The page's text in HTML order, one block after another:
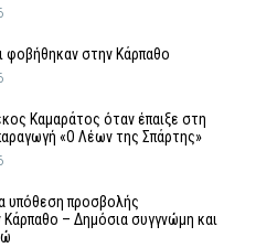
φοβήθηκαν στην Κάρπαθο
Καμαράτος όταν έπαιξε στη
«Ο Λέων της Σπάρτης»
υπόθεση προσβολής
– Δημόσια συγγνώμη και